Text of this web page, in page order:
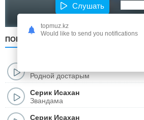
Слушать
ПОПУЛЯРНЫЕ ПО ДАТЕ
Родной достарым
Серик Исахан
Звандама
Серик Исахан
topmuz.kz
Would like to send you notifications